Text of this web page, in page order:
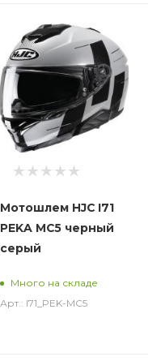
Мотошлем HJC I71
PEKA MC5 черный
серый
Много на складе
Арт.: I71_PEK-MC5